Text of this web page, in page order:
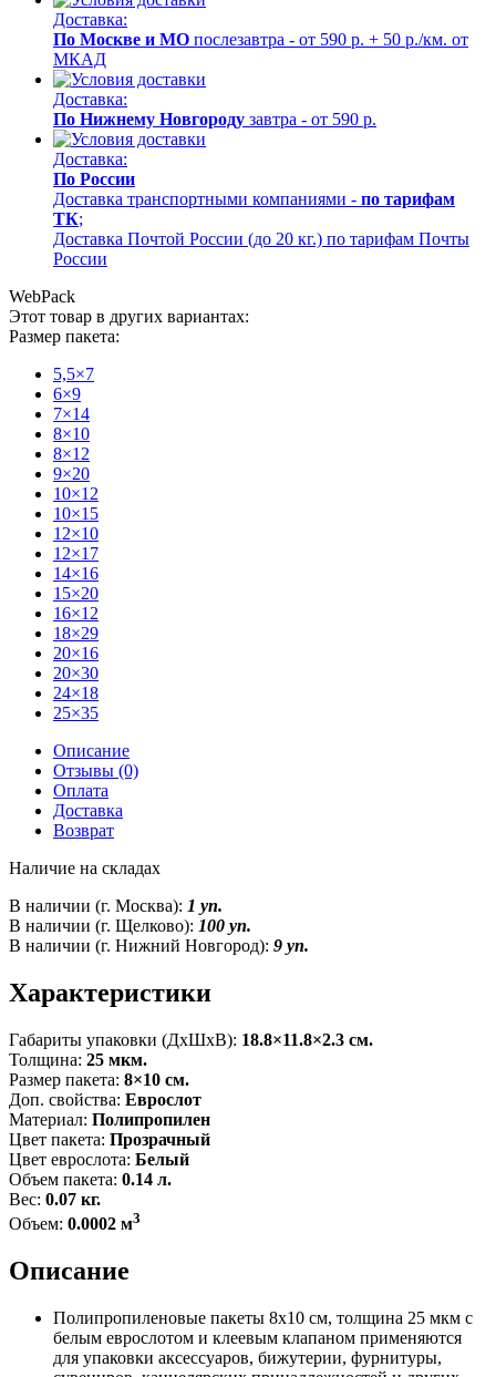
Доставка:
По Москве и МО послезавтра - от 590 р. + 50 р./км. от
МКАД
Доставка:
По Нижнему Новгороду завтра - от 590 р.
Доставка:
По России
Доставка транспортными компаниями - по тарифам
ТК;
Доставка Почтой России (до 20 кг.) по тарифам Почты
России
WebPack
Этот товар в других вариантах:
Размер пакета:
5,5×7
6×9
7×14
8×10
8×12
9×20
10×12
10×15
12×10
12×17
14×16
15×20
16×12
18×29
20×16
20×30
24×18
25×35
Описание
Отзывы (0)
Оплата
Доставка
Возврат
Наличие на складах
В наличии (г. Москва): 1 уп.
В наличии (г. Щелково): 100 уп.
В наличии (г. Нижний Новгород): 9 уп.
Характеристики
Габариты упаковки (ДxШxВ): 18.8×11.8×2.3 см.
Толщина: 25 мкм.
Размер пакета: 8×10 см.
Доп. свойства: Еврослот
Материал: Полипропилен
Цвет пакета: Прозрачный
Цвет еврослота: Белый
Объем пакета: 0.14 л.
Вес: 0.07 кг.
Объем: 0.0002 м3
Описание
Полипропиленовые пакеты 8x10 см, толщина 25 мкм с
белым еврослотом и клеевым клапаном применяются
для упаковки аксессуаров, бижутерии, фурнитуры,